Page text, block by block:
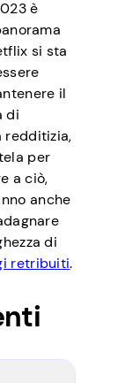
è
si sta
il
di
redditizia,
per
a ciò,
anche
di
retribuiti.